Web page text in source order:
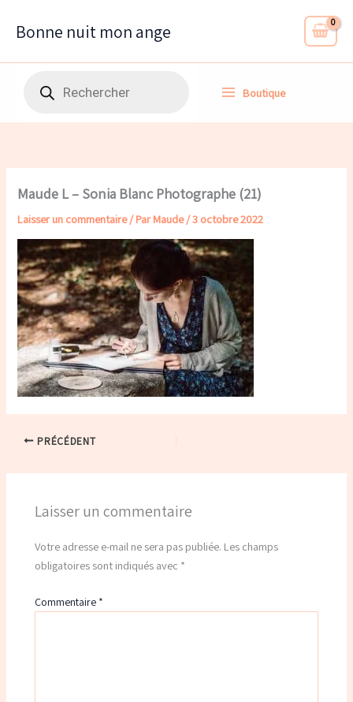
Bonne nuit mon ange
Boutique
Maude L – Sonia Blanc Photographe (21)
Laisser un commentaire/ Par Maude/3 octobre 2022
PRÉCÉDENT
Laisser un commentaire
Votre adresse e-mail ne sera pas publiée. Les champs
obligatoires sont indiqués avec *
Commentaire *